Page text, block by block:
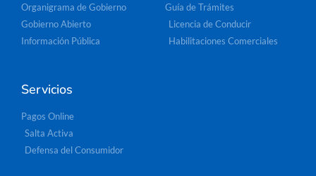
Organigrama de Gobierno
Gobierno Abierto
Información Pública
Guía de Trámites
Licencia de Conducir
Habilitaciones Comerciales
Servicios
Pagos Online
Salta Activa
Defensa del Consumidor